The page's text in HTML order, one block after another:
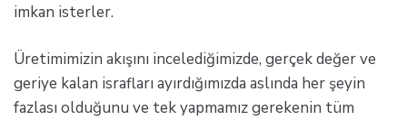
imkan isterler.
Üretimimizin akışını incelediğimizde, gerçek değer ve
geriye kalan israfları ayırdığımızda aslında her şeyin
fazlası olduğunu ve tek yapmamız gerekenin tüm